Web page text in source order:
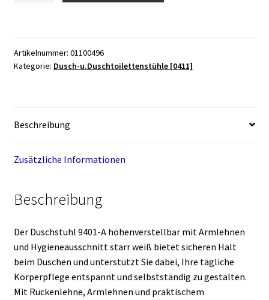
Armlehnen
und
Menge
Artikelnummer: 01100496
Kategorie: Dusch-u.Duschtoilettenstühle [0411]
Beschreibung
Zusätzliche Informationen
Beschreibung
Der Duschstuhl 9401-A höhenverstellbar mit Armlehnen
und Hygieneausschnitt starr weiß bietet sicheren Halt
beim Duschen und unterstützt Sie dabei, Ihre tägliche
Körperpflege entspannt und selbstständig zu gestalten.
Mit Rückenlehne, Armlehnen und praktischem